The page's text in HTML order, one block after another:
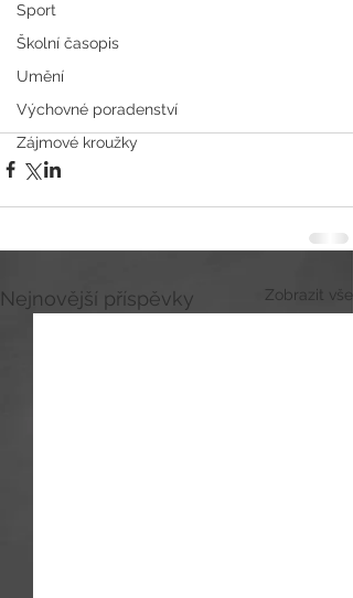
Sport
Školní časopis
Umění
Výchovné poradenství
Zájmové kroužky
Nejnovější příspěvky Zobrazit vše